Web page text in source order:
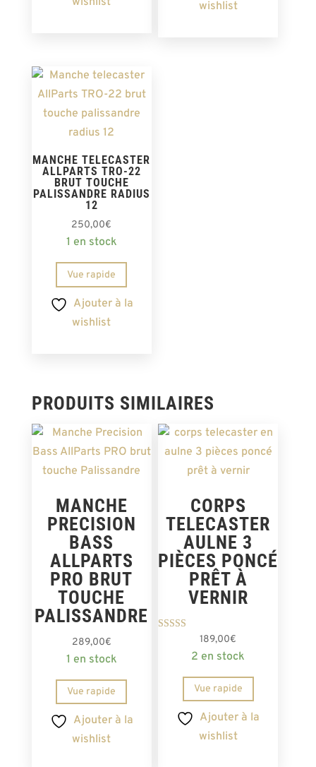
wishlist
MANCHE TELECASTER
ALLPARTS TRO-22
BRUT TOUCHE
PALISSANDRE RADIUS
12
250,00€
1 en stock
Vue rapide
Ajouter à la
wishlist
PRODUITS SIMILAIRES
MANCHE
PRECISION
BASS
ALLPARTS
PRO BRUT
TOUCHE
PALISSANDRE
289,00€
1 en stock
Vue rapide
Ajouter à la
wishlist
CORPS
TELECASTER
AULNE 3
PIÈCES PONCÉ
PRÊT À
VERNIR
sur 5
189,00€
2 en stock
Vue rapide
Ajouter à la
wishlist